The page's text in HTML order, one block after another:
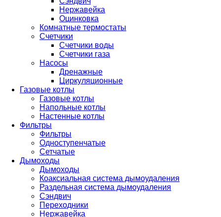
Нержавейка
Оцинковка
Комнатные термостаты
Счетчики
Счетчики воды
Счетчики газа
Насосы
Дренажные
Циркуляционные
Газовые котлы
Газовые котлы
Напольные котлы
Настенные котлы
Фильтры
Фильтры
Одноступенчатые
Сетчатые
Дымоходы
Дымоходы
Коаксиальная система дымоудаления
Раздельная система дымоудаления
Сэндвич
Переходники
Нержавейка